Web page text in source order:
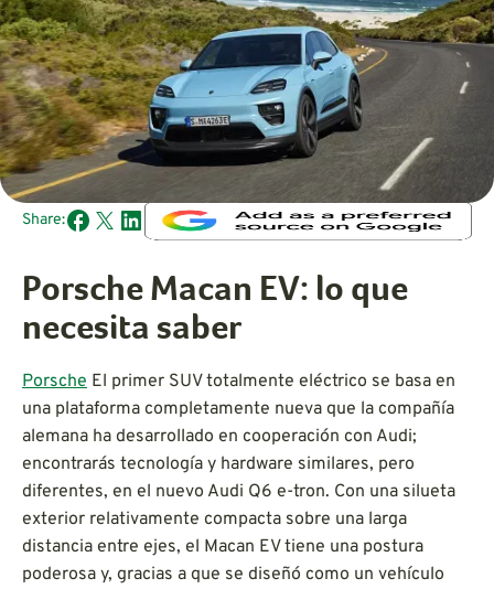
Share:
Porsche Macan EV: lo que
necesita saber
Porsche El primer SUV totalmente eléctrico se basa en
una plataforma completamente nueva que la compañía
alemana ha desarrollado en cooperación con Audi;
encontrarás tecnología y hardware similares, pero
diferentes, en el nuevo Audi Q6 e-tron. Con una silueta
exterior relativamente compacta sobre una larga
distancia entre ejes, el Macan EV tiene una postura
poderosa y, gracias a que se diseñó como un vehículo